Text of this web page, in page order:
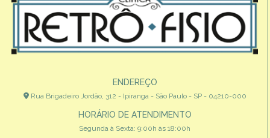
ENDEREÇO
Rua Brigadeiro Jordão, 312 - Ipiranga - São Paulo - SP - 04210-000
HORÁRIO DE ATENDIMENTO
Segunda à Sexta: 9:00h às 18:00h